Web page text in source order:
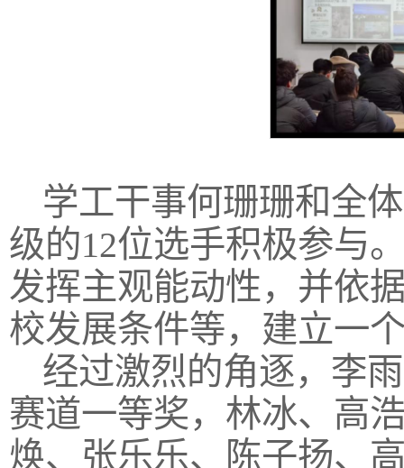
学工干事何珊珊和全
级的12位选手积极参与
发挥主观能动性，并依
校发展条件等，建立一
经过激烈的角逐，李
赛道一等奖，林冰、高
焕、张乐乐、陈子扬、